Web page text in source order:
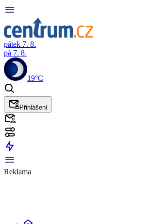
pátek 7. 8.
pá 7. 8.
19°C
Přihlášení
Reklama